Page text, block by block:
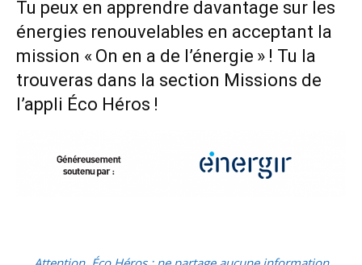
Tu peux en apprendre davantage sur les
énergies renouvelables en acceptant la
mission « On en a de l’énergie » ! Tu la
trouveras dans la section Missions de
l’appli Éco Héros !